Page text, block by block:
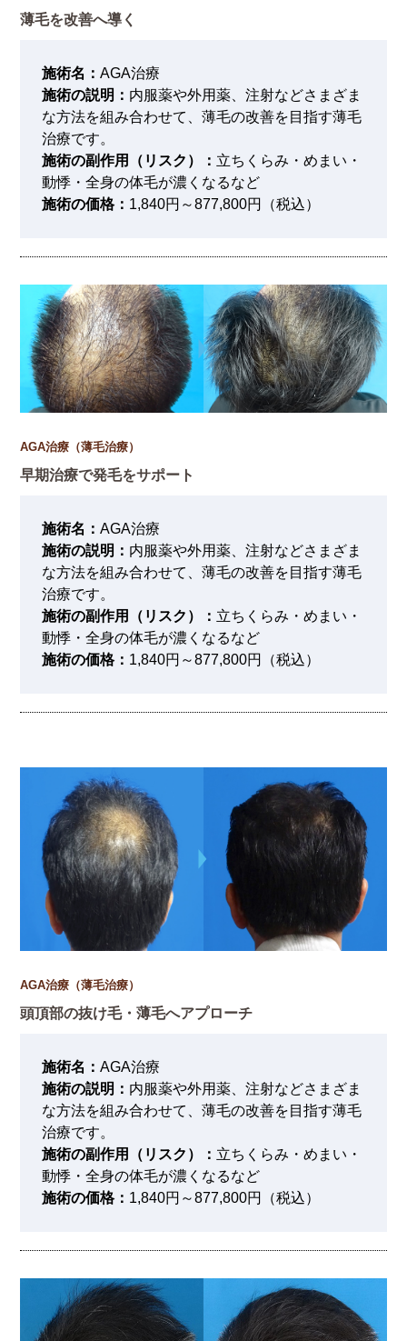
薄毛を改善へ導く
施術名：AGA治療
施術の説明： 内服薬や外用薬、注射などさまざま
な方法を組み合わせて、薄毛の改善を目指す薄毛
治療です。
施術の副作用（リスク）： 立ちくらみ・めまい・
動悸・全身の体毛が濃くなるなど
施術の価格： 1,840円～877,800円（税込）
AGA治療（薄毛治療）
早期治療で発毛をサポート
施術名：AGA治療
施術の説明： 内服薬や外用薬、注射などさまざま
な方法を組み合わせて、薄毛の改善を目指す薄毛
治療です。
施術の副作用（リスク）： 立ちくらみ・めまい・
動悸・全身の体毛が濃くなるなど
施術の価格： 1,840円～877,800円（税込）
AGA治療（薄毛治療）
頭頂部の抜け毛・薄毛へアプローチ
施術名：AGA治療
施術の説明： 内服薬や外用薬、注射などさまざま
な方法を組み合わせて、薄毛の改善を目指す薄毛
治療です。
施術の副作用（リスク）： 立ちくらみ・めまい・
動悸・全身の体毛が濃くなるなど
施術の価格： 1,840円～877,800円（税込）